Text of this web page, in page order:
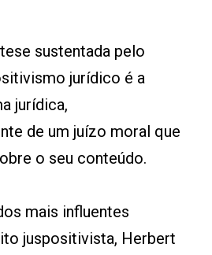
sustentada pelo
jurídico é a
jurídica,
de um juízo moral que
o seu conteúdo.
mais influentes
juspositivista, Herbert